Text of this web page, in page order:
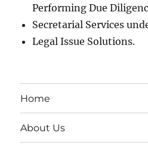
Performing Due
Secretarial Services
Legal Issue Solutions.
Home
About Us